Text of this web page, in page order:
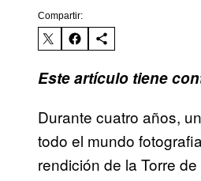
Compartir:
Este artículo tiene
Durante cuatro años,
todo el mundo
rendición de la Torre